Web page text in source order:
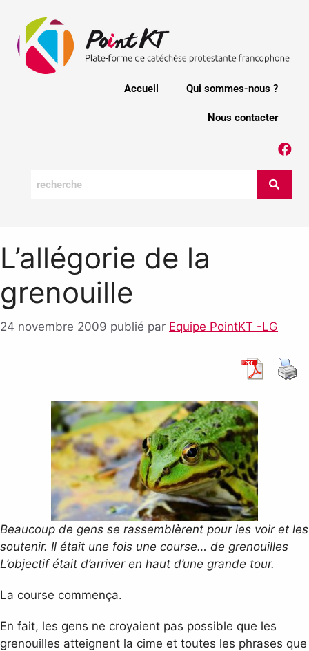
Accueil Qui sommes-nous ?
Nous contacter
L’allégorie de la
grenouille
24 novembre 2009 publié par Equipe PointKT -LG
Beaucoup de gens se rassemblèrent pour les voir et les
soutenir. Il était une fois une course… de grenouilles
L’objectif était d’arriver en haut d’une grande tour.
La course commença.
En fait, les gens ne croyaient pas possible que les
grenouilles atteignent la cime et toutes les phrases que